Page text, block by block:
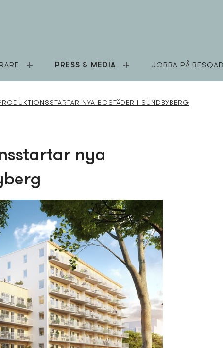
PRESS & MEDIA JOBBA PÅ BESQAB
NYA BOSTÄDER I SUNDBYBERG
nya